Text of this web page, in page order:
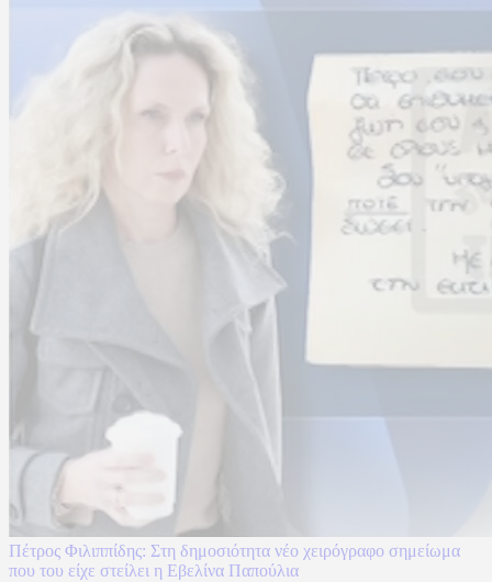
Πέτρος Φιλιππίδης: Στη δημοσιότητα νέο χειρόγραφο σημείωμα
που του είχε στείλει η Εβελίνα Παπούλια